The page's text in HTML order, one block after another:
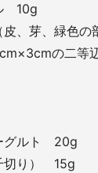
10g
皮、芽、緑色
の二等
グルト 20g
切り） 15g